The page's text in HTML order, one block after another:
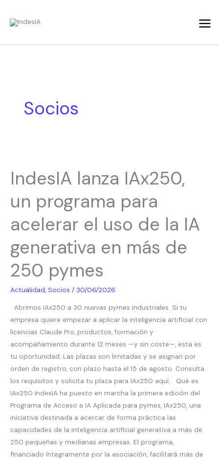
Socios
IndesIA lanza IAx250,
un programa para
acelerar el uso de la IA
generativa en más de
250 pymes
Actualidad, Socios / 30/06/2026
Abrimos IAx250 a 30 nuevas pymes industriales. Si tu
empresa quiere empezar a aplicar la inteligencia artificial con
licencias Claude Pro, productos, formación y
acompañamiento durante 12 meses —y sin coste—, esta es
tu oportunidad. Las plazas son limitadas y se asignan por
orden de registro, con plazo hasta el 15 de agosto. Consulta
los requisitos y solicita tu plaza para IAx250 aquí. Qué es
IAx250 IndesIA ha puesto en marcha la primera edición del
Programa de Acceso a IA Aplicada para pymes, IAx250, una
iniciativa destinada a acercar de forma práctica las
capacidades de la inteligencia artificial generativa a más de
250 pequeñas y medianas empresas. El programa,
financiado íntegramente por la asociación, facilitará más de
lanza
IAx250,
un
programa
para
el
uso
de
generativa
en
más
de
250
pymes